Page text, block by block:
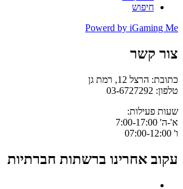
חיפוש
Powerd by iGaming Me
צור קשר
כתובת: הרצל 12, רמת גן
טלפון: 03-6727292
שעות פעילות:
א'-ה' 7:00-17:00
ו' 07:00-12:00
עקוב אחרינו ברשתות חברתיות